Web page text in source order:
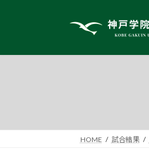
プ
動
HOME 試合結果